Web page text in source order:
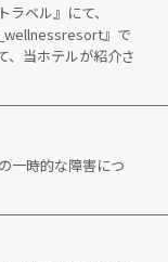
ベル』にて、
』で
、当ホテルが紹介さ
一時的な障害につ